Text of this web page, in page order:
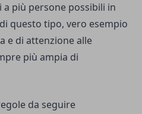
a più persone possibili in
questo tipo, vero esempio
e di attenzione alle
più ampia di
da seguire